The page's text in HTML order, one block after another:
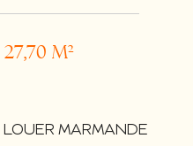
m²
MARMANDE